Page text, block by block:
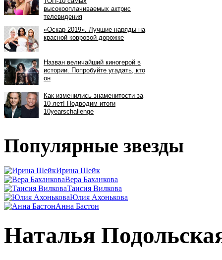
Популярные звезды
Ирина Шейк
Вера Баханкова
Таисия Вилкова
Юлия Ахонькова
Анна Бастон
Наталья